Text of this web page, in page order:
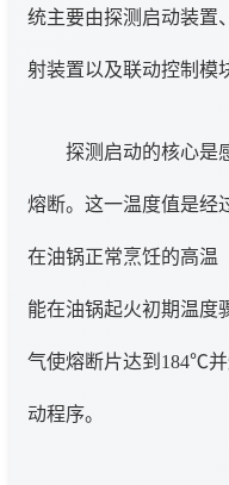
统主要由探测启动装置
射装置以及联动控制模
探测启动的核心是
熔断。这一温度值是经
在油锅正常烹饪的高温
能在油锅起火初期温度
气使熔断片达到184℃
动程序。